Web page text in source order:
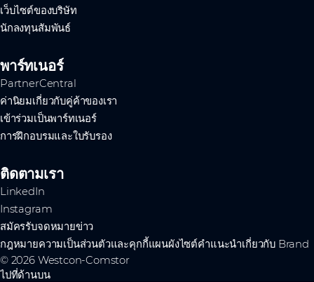
เว็บไซต์ของบริษัท
นักลงทุนสัมพันธ์
พาร์ทเนอร์
PartnerCentral
ค่านิยมเกี่ยวกับคู่ค้าของเรา
เข้าร่วมเป็นพาร์ทเนอร์
การฝึกอบรมและใบรับรอง
ติดตามเรา
LinkedIn
Instagram
สมัครรับจดหมายข่าว
กฎหมายความเป็นส่วนตัวและคุกกี้แผนผังไซต์คำแนะนำเกี่ยวกับ Brand
© 2026 Westcon-Comstor
ไปที่ด้านบน